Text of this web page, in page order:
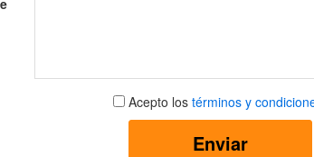
Aceptar
términos
Acepto los términos y
Enviar